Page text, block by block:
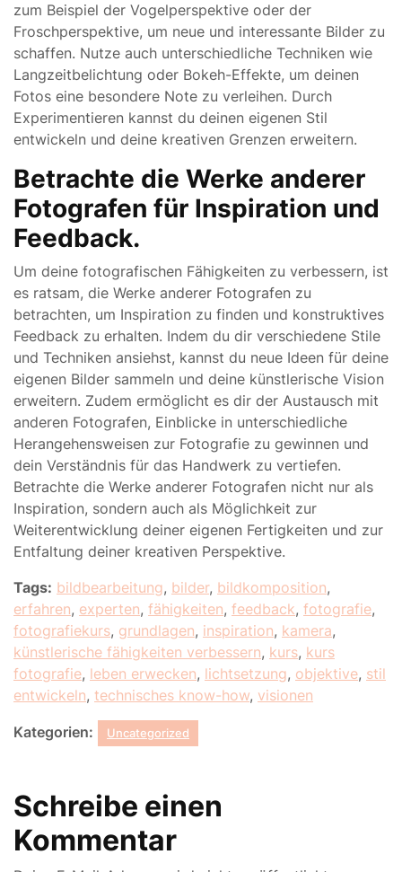
zum Beispiel der Vogelperspektive oder der
Froschperspektive, um neue und interessante Bilder zu
schaffen. Nutze auch unterschiedliche Techniken wie
Langzeitbelichtung oder Bokeh-Effekte, um deinen
Fotos eine besondere Note zu verleihen. Durch
Experimentieren kannst du deinen eigenen Stil
entwickeln und deine kreativen Grenzen erweitern.
Betrachte die Werke anderer
Fotografen für Inspiration und
Feedback.
Um deine fotografischen Fähigkeiten zu verbessern, ist
es ratsam, die Werke anderer Fotografen zu
betrachten, um Inspiration zu finden und konstruktives
Feedback zu erhalten. Indem du dir verschiedene Stile
und Techniken ansiehst, kannst du neue Ideen für deine
eigenen Bilder sammeln und deine künstlerische Vision
erweitern. Zudem ermöglicht es dir der Austausch mit
anderen Fotografen, Einblicke in unterschiedliche
Herangehensweisen zur Fotografie zu gewinnen und
dein Verständnis für das Handwerk zu vertiefen.
Betrachte die Werke anderer Fotografen nicht nur als
Inspiration, sondern auch als Möglichkeit zur
Weiterentwicklung deiner eigenen Fertigkeiten und zur
Entfaltung deiner kreativen Perspektive.
Tags: bildbearbeitung, bilder, bildkomposition,
erfahren, experten, fähigkeiten, feedback, fotografie,
fotografiekurs, grundlagen, inspiration, kamera,
künstlerische fähigkeiten verbessern, kurs, kurs
fotografie, leben erwecken, lichtsetzung, objektive, stil
entwickeln, technisches know-how, visionen
Kategorien: Uncategorized
Schreibe einen
Kommentar